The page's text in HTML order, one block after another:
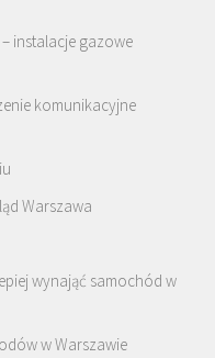
instalacje gazowe
komunikacyjne
Warszawa
wynająć samochód w
w Warszawie